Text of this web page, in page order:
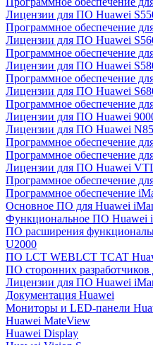
Лицензии для ПО Huawei
Программное обеспечение
Лицензии для ПО Huawei
Программное обеспечение
Лицензии для ПО Huawei
Программное обеспечение
Лицензии для ПО Huawei
Программное обеспечение
Лицензии для ПО Huawei
Лицензии для ПО Huawei
Программное обеспечение
Программное обеспечение
Лицензии для ПО Huawei
Программное обеспечение
Программное обеспечение
Основное ПО для Huawei
Функциональное ПО Huawei
ПО расширения
U2000
ПО LCT WEBLCT TCAT
ПО сторонних
Лицензии для ПО Huawei
Документация Huawei
Мониторы и LED-панели
Huawei MateView
Huawei Display